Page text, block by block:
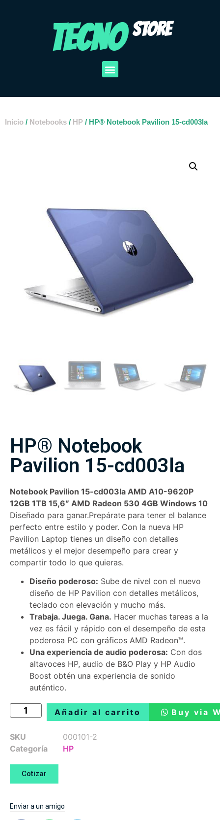
TECNO STORE
Inicio / Notebooks / HP / HP® Notebook Pavilion 15-cd003la
HP® Notebook
Pavilion 15-cd003la
Notebook Pavilion 15-cd003la AMD A10-9620P
12GB 1TB 15,6″ AMD Radeon 530 4GB Windows 10
Diseñado para ganar.Prepárate para tener el balance
perfecto entre estilo y poder. Con la nueva HP
Pavilion Laptop tienes un diseño con detalles
metálicos y el mejor desempeño para crear y
compartir todo lo que quieras.
Diseño poderoso: Sube de nivel con el nuevo
diseño de HP Pavilion con detalles metálicos,
teclado con elevación y mucho más.
Trabaja. Juega. Gana. Hacer muchas tareas a la
vez es fácil y rápido con el desempeño de esta
poderosa PC con gráficos AMD Radeon™.
Una experiencia de audio poderosa: Con dos
altavoces HP, audio de B&O Play y HP Audio
Boost obtén una experiencia de sonido
auténtico.
Añadir al carrito Buy via
SKU
000101-2
Categoría
HP
Cotizar
Enviar a un amigo